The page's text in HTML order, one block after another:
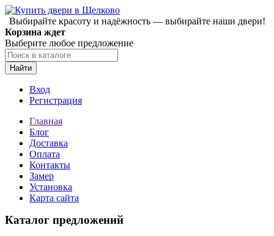
Выбирайте красоту и надёжность — выбирайте наши двери!
Корзина ждет
Выберите любое предложение
Найти
Вход
Регистрация
Главная
Блог
Доставка
Оплата
Контакты
Замер
Установка
Карта сайта
Каталог предложений